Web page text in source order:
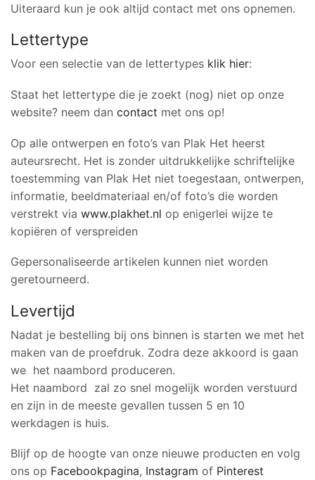
Uiteraard kun je ook altijd contact met ons opnemen.
Lettertype
Voor een selectie van de lettertypes klik hier:
Staat het lettertype die je zoekt (nog) niet op onze
website? neem dan contact met ons op!
Op alle ontwerpen en foto’s van Plak Het heerst
auteursrecht. Het is zonder uitdrukkelijke schriftelijke
toestemming van Plak Het niet toegestaan, ontwerpen,
informatie, beeldmateriaal en/of foto’s die worden
verstrekt via www.plakhet.nl op enigerlei wijze te
kopiëren of verspreiden
Gepersonaliseerde artikelen kunnen niet worden
geretourneerd.
Levertijd
Nadat je bestelling bij ons binnen is starten we met het
maken van de proefdruk. Zodra deze akkoord is gaan
we het naambord produceren.
Het naambord zal zo snel mogelijk worden verstuurd
en zijn in de meeste gevallen tussen 5 en 10
werkdagen is huis.
Blijf op de hoogte van onze nieuwe producten en volg
ons op Facebookpagina, Instagram of Pinterest